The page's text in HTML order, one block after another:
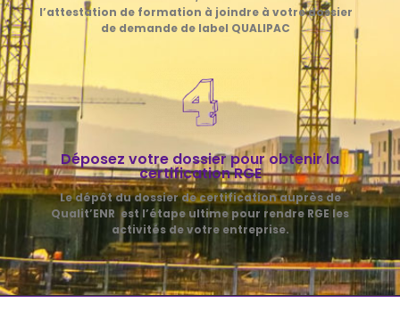
l’attestation de formation à joindre à votre dossier
de demande de label QUALIPAC
Déposez votre dossier pour obtenir la
certification RGE
Le dépôt du dossier de certification auprès de
Qualit’ENR est l’étape ultime pour rendre RGE les
activités de votre entreprise.